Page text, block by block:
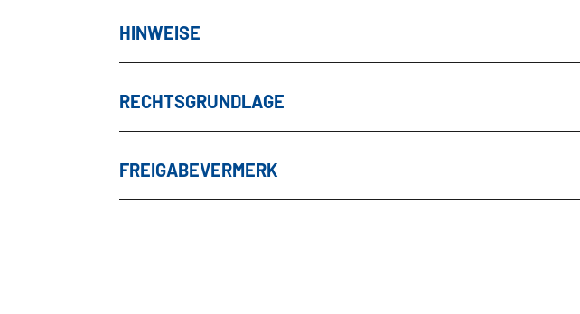
HINWEISE
RECHTSGRUNDLAGE
FREIGABEVERMERK